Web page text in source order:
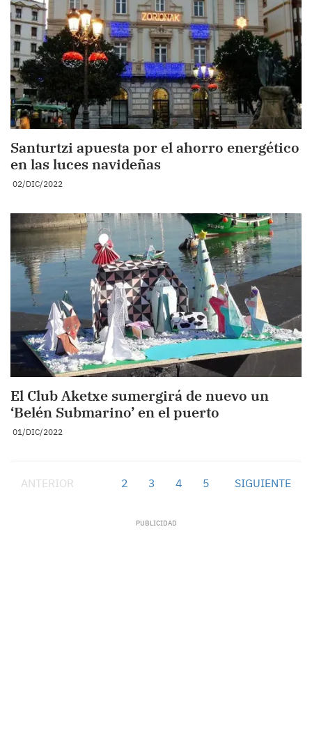
Santurtzi apuesta por el ahorro energético
en las luces navideñas
02/DIC/2022
El Club Aketxe sumergirá de nuevo un
‘Belén Submarino’ en el puerto
01/DIC/2022
ANTERIOR 2 3 4 5 SIGUIENTE